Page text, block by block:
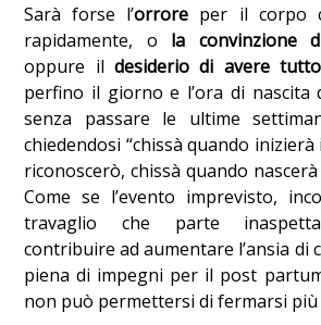
Sarà forse l’orrore per il corpo
rapidamente, o la convinzione
oppure ildesiderio di avere
perfino il giorno e l’ora di nascita
senza passare le ultime
chiedendosi “chissà quando
riconoscerò, chissà quando
Come se l’evento imprevisto,
travaglio che parte
contribuire ad aumentare l’ansia di
piena di impegni per il post
non può permettersi di fermarsi più